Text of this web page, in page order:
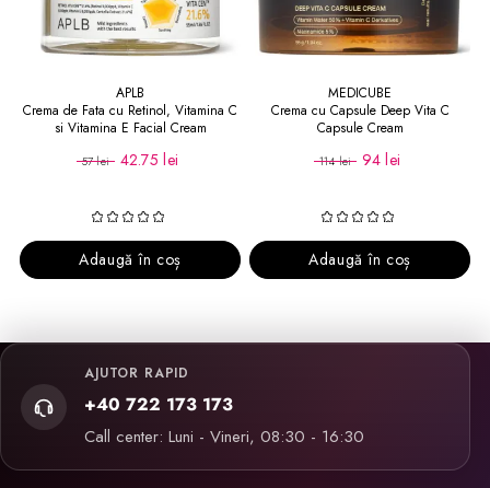
APLB
Crema de Fata cu Retinol, Vitamina C
si Vitamina E Facial Cream
57 lei 42.75 lei
Adaugă în coș
MEDICUBE
Crema cu Capsule Deep Vita C
Capsule Cream
114 lei 94 lei
Adaugă în coș
AJUTOR RAPID
+40 722 173 173
Call center: Luni - Vineri, 08:30 - 16:30